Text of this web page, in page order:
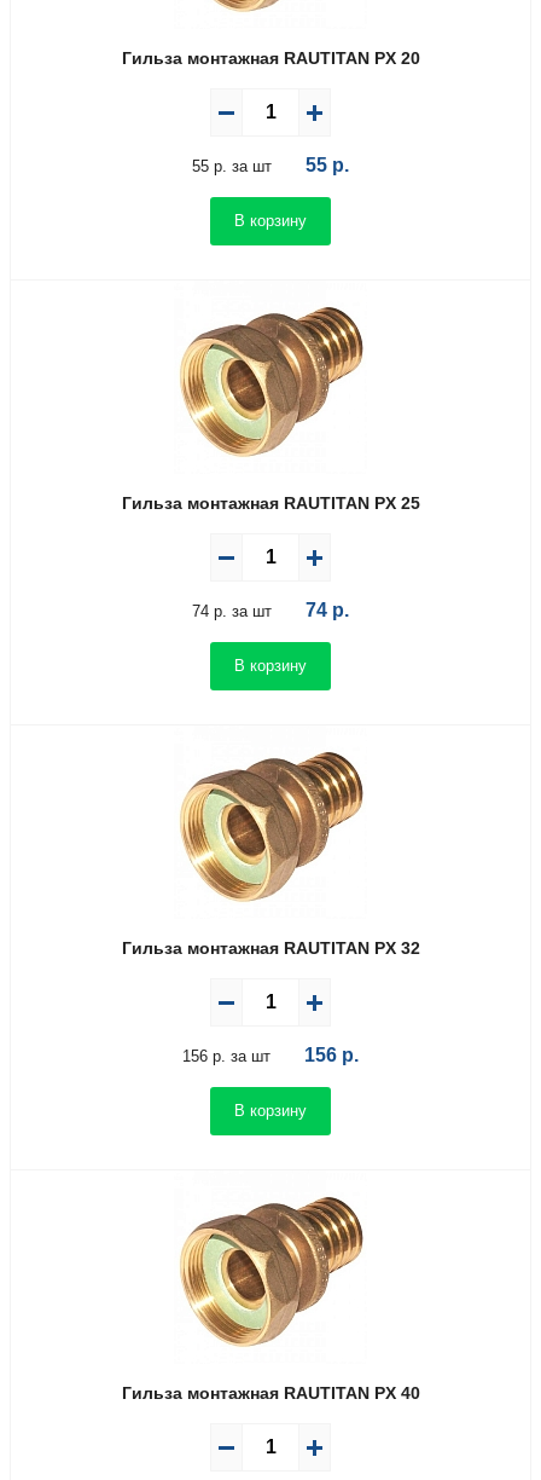
Гильза монтажная RAUTITAN PX 20
55 р. за шт 55 р.
В корзину
Гильза монтажная RAUTITAN PX 25
74 р. за шт 74 р.
В корзину
Гильза монтажная RAUTITAN PX 32
156 р. за шт 156 р.
В корзину
Гильза монтажная RAUTITAN PX 40